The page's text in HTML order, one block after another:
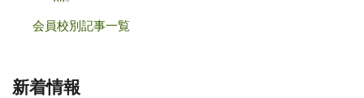
会員校別記事一覧
新着情報